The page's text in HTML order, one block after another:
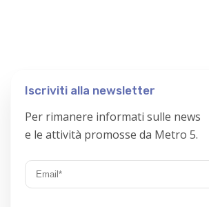
Iscriviti alla newsletter
Per rimanere informati sulle news
e le attività promosse da Metro 5.